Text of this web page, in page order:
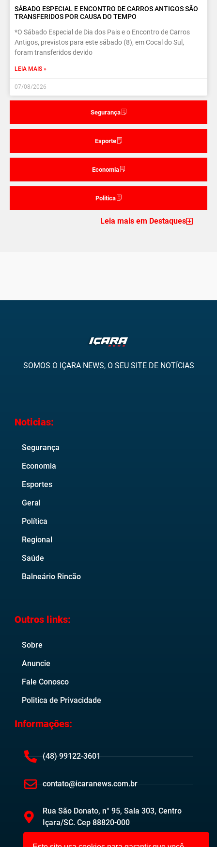
Segurança
Esporte
Economia
Politica
SÁBADO ESPECIAL E ENCONTRO DE CARROS ANTIGOS SÃO
TRANSFERIDOS POR CAUSA DO TEMPO
*O Sábado Especial de Dia dos Pais e o Encontro de Carros
Antigos, previstos para este sábado (8), em Cocal do Sul,
foram transferidos devido
LEIA MAIS »
07/08/2026
Leia mais em Destaques
SOMOS O IÇARA NEWS, O SEU SITE DE NOTÍCIAS
Noticias:
Segurança
Economia
Esportes
Geral
Política
Regional
Saúde
Balneário Rincão
Outros links:
Sobre
Anuncie
Fale Conosco
Politica de Privacidade
Informações:
(48) 99122-3601
contato@icaranews.com.br
Rua São Donato, n° 95, Sala 303, Centro
Içara/SC. Cep 88820-000